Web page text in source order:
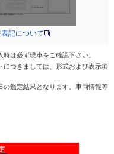
記について
は必ず現車をご確認下さい。
つきましては、形式および表示項
鑑定結果となります。車両情報等